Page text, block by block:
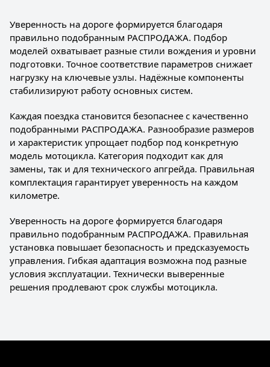
Уверенность на дороге формируется благодаря
правильно подобранным РАСПРОДАЖА. Подбор
моделей охватывает разные стили вождения и уровни
подготовки. Точное соответствие параметров снижает
нагрузку на ключевые узлы. Надёжные компоненты
стабилизируют работу основных систем.
Каждая поездка становится безопаснее с качественно
подобранными РАСПРОДАЖА. Разнообразие размеров
и характеристик упрощает подбор под конкретную
модель мотоцикла. Категория подходит как для
замены, так и для технического апгрейда. Правильная
комплектация гарантирует уверенность на каждом
километре.
Уверенность на дороге формируется благодаря
правильно подобранным РАСПРОДАЖА. Правильная
установка повышает безопасность и предсказуемость
управления. Гибкая адаптация возможна под разные
условия эксплуатации. Технически выверенные
решения продлевают срок службы мотоцикла.